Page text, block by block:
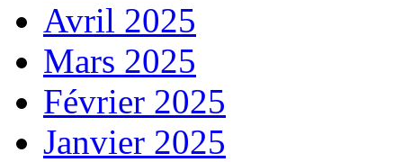
Avril 2025
Mars 2025
Février 2025
Janvier 2025